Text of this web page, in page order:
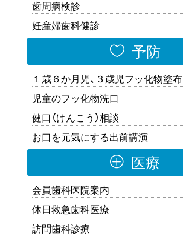
歯周病検診
妊産婦歯科健診
 予防
１歳６か月児、３歳児フッ化物塗布
児童のフッ化物洗口
健口（けんこう）相談
お口を元気にする出前講演
P 医療
会員歯科医院案内
休日救急歯科医療
訪問歯科診療